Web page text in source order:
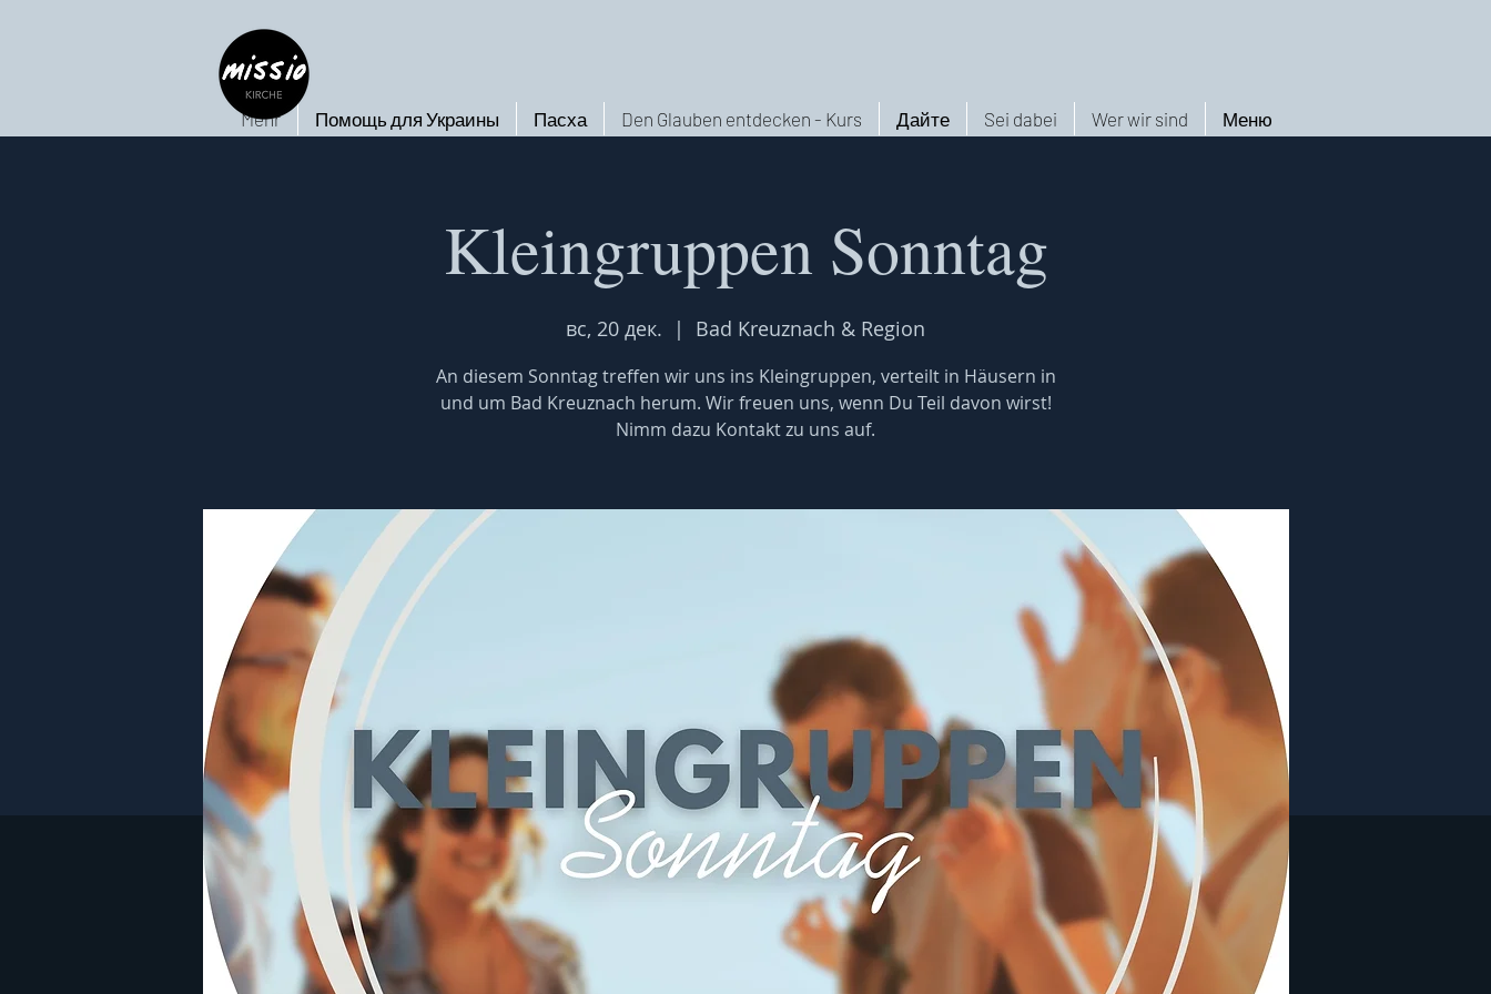
Меню
Wer wir sind
Sei dabei
Дайте
Den Glauben entdecken - Kurs
Пасха
Помощь для Украины
Mehr
Kleingruppen Sonntag
вс, 20 дек.
  |
Bad Kreuznach & Region
An diesem Sonntag treffen wir uns ins Kleingruppen, verteilt in Häusern in
und um Bad Kreuznach herum. Wir freuen uns, wenn Du Teil davon wirst!
Nimm dazu Kontakt zu uns auf.